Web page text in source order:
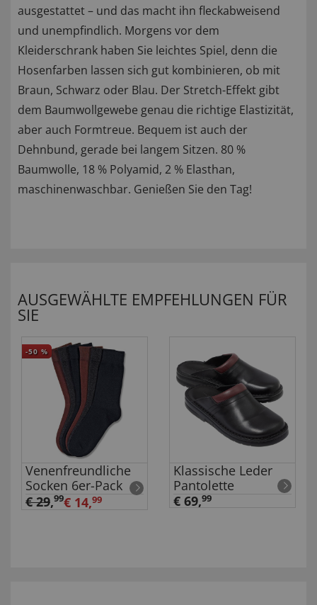
ausgestattet – und das macht ihn fleckabweisend
und unempfindlich. Morgens vor dem
Kleiderschrank haben Sie leichtes Spiel, denn die
Hosenfarben lassen sich gut kombinieren, ob mit
Braun, Schwarz oder Blau. Der Stretch-Effekt gibt
dem Baumwollgewebe genau die richtige Elastizität,
aber auch Formtreue. Bequem ist auch der
Dehnbund, gerade bei langem Sitzen. 80 %
Baumwolle, 18 % Polyamid, 2 % Elasthan,
maschinenwaschbar. Genießen Sie den Tag!
AUSGEWÄHLTE EMPFEHLUNGEN FÜR
SIE
-50 %
Venenfreundliche
Socken 6er-Pack
€ 29,99€ 14,99
Klassische Leder
Pantolette
€ 69,99